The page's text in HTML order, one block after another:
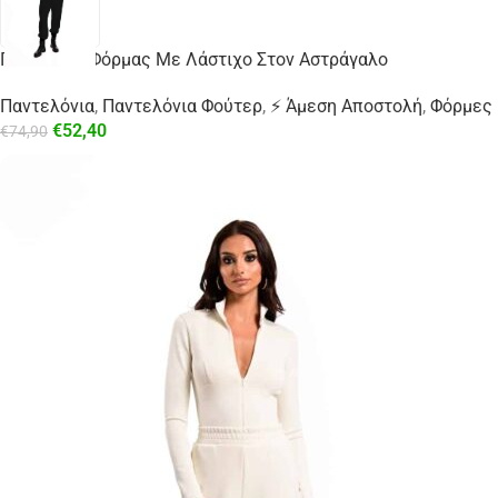
Παντελόνι Φόρμας Με Λάστιχο Στον Αστράγαλο
Παντελόνια, Παντελόνια Φούτερ, ⚡ Άμεση Αποστολή, Φόρμες
€74,90 €52,40